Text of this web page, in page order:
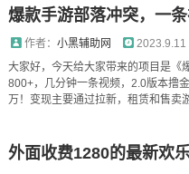
作者： 小黑辅助网 2023.9.11
大家好，今天给大家带来的项目是《
800+，几分钟一条视频，2.0版本撸
万！变现主要通过拉新，租赁和售卖